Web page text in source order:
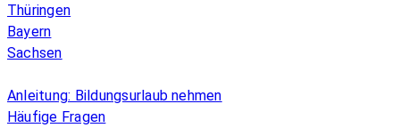
Thüringen
Bayern
Sachsen
Anleitung: Bildungsurlaub nehmen
Häufige Fragen